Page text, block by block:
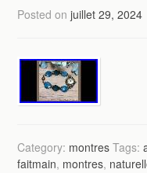
Posted onjuillet 29, 2024
Category: montres Tags:
faitmain, montres,